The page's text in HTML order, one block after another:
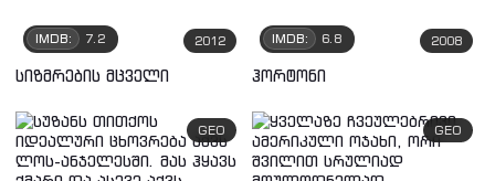
2012
IMDB: 7.2
სიზმრების მცველი
2008
IMDB: 6.8
ჰორტონი
GEO GEO